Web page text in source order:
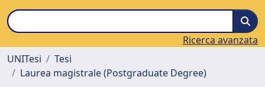
Ricerca avanzata
UNITesi
Tesi
Laurea magistrale (Postgraduate Degree)